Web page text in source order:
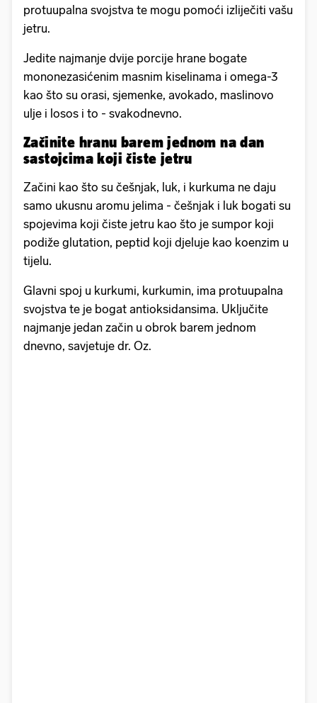
protuupalna svojstva te mogu pomoći izliječiti vašu
jetru.
Jedite najmanje dvije porcije hrane bogate
mononezasićenim masnim kiselinama i omega-3
kao što su orasi, sjemenke, avokado, maslinovo
ulje i losos i to - svakodnevno.
Začinite hranu barem jednom na dan
sastojcima koji čiste jetru
Začini kao što su češnjak, luk, i kurkuma ne daju
samo ukusnu aromu jelima - češnjak i luk bogati su
spojevima koji čiste jetru kao što je sumpor koji
podiže glutation, peptid koji djeluje kao koenzim u
tijelu.
Glavni spoj u kurkumi, kurkumin, ima protuupalna
svojstva te je bogat antioksidansima. Uključite
najmanje jedan začin u obrok barem jednom
dnevno, savjetuje dr. Oz.